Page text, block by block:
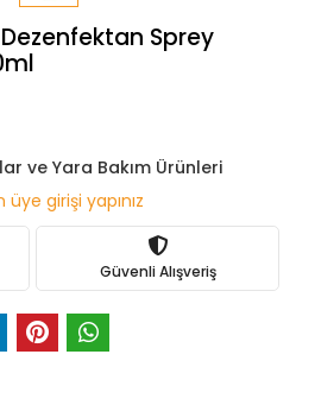
Sprey
ve Yara Bakım Ürünleri
girişi yapınız
Güvenli Alışveriş